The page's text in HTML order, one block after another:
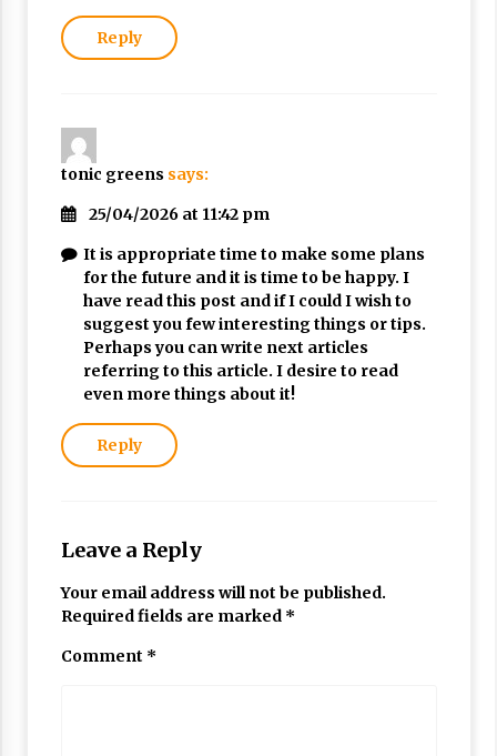
Reply
tonic greens says:
25/04/2026 at 11:42 pm
It is appropriate time to make some plans
for the future and it is time to be happy. I
have read this post and if I could I wish to
suggest you few interesting things or tips.
Perhaps you can write next articles
referring to this article. I desire to read
even more things about it!
Reply
Leave a Reply
Your email address will not be published.
Required fields are marked *
Comment *